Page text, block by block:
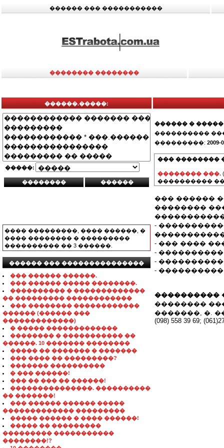
������ ��� �����������
�������� ��������
������.�����:
�����:
���� ���������, ���� ������, �
���� �������� � ���������
���������� �� 3 ������.
������ ��� ���������������
��� ������ ������.
��� ������ ����� ��������.
���������� � �������������
�� ��������� ������������
��� �������� ������������
������ (������ ���
�������������)
� ����� �������������
�������� � ����������� ��
������. 10 ������� ��������
����� �� ������� � �������
��� ���� �� ���������?
������� ����������
� ��� ������!
��� �� ��� �� ������!
���������������. ����������
�� �������!
��� ������ ������ �����
������������� ���������
����� ������ � ���� ������!
����� �� ���������
��������� �����������
��������!?
������ � �����
����������
���������: 2009-
��� ��������
�������� ���.
����������
��� ������
��������
-
- ��� ����
-
-
-
����������
��������
�������, �.
(098) 558 39 69;